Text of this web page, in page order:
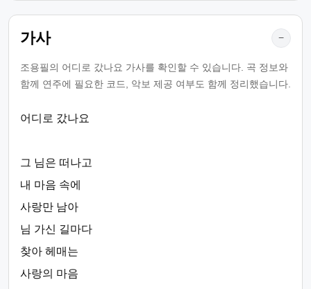
가사 −
조용필의 어디로 갔나요 가사를 확인할 수 있습니다. 곡 정보와
함께 연주에 필요한 코드, 악보 제공 여부도 함께 정리했습니다.
어디로 갔나요
그 님은 떠나고
내 마음 속에
사랑만 남아
님 가신 길마다
찾아 헤매는
사랑의 마음